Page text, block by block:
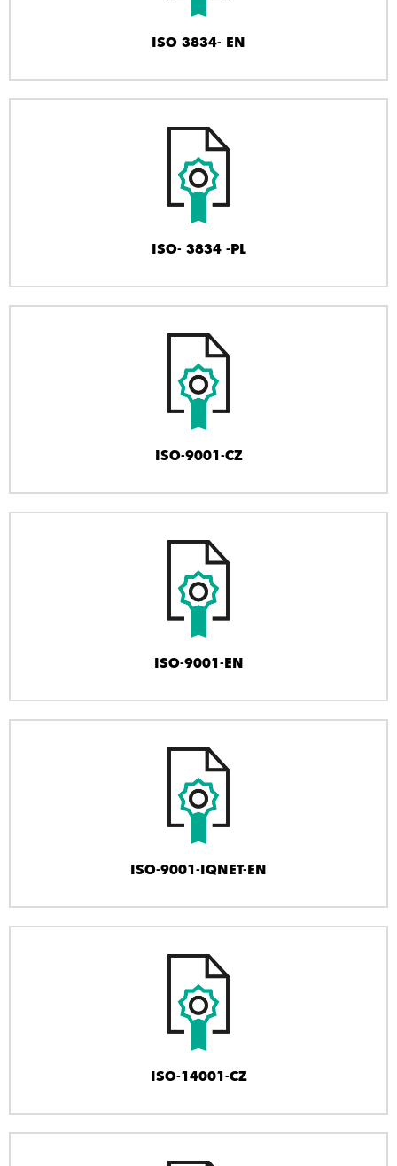
ISO 3834- EN
ISO- 3834 -PL
ISO-9001-CZ
ISO-9001-EN
ISO-9001-IQNET-EN
ISO-14001-CZ